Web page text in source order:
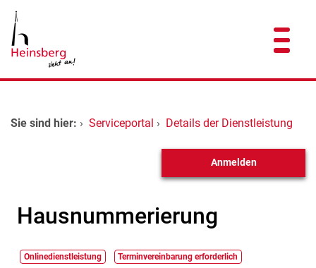
Zum Hauptinhalt springen
Zum Header
Zum Hauptinhalt
Zum Footer
Dienstleistungen A-Z
Sie sind hier: › Serviceportal › Details der Dienstleistung
Anmelden
Hausnummerierung
Onlinedienstleistung Terminvereinbarung erforderlich